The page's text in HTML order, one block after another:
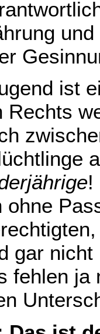
ist
Rechts
!
ohne
gar
fehlen ja